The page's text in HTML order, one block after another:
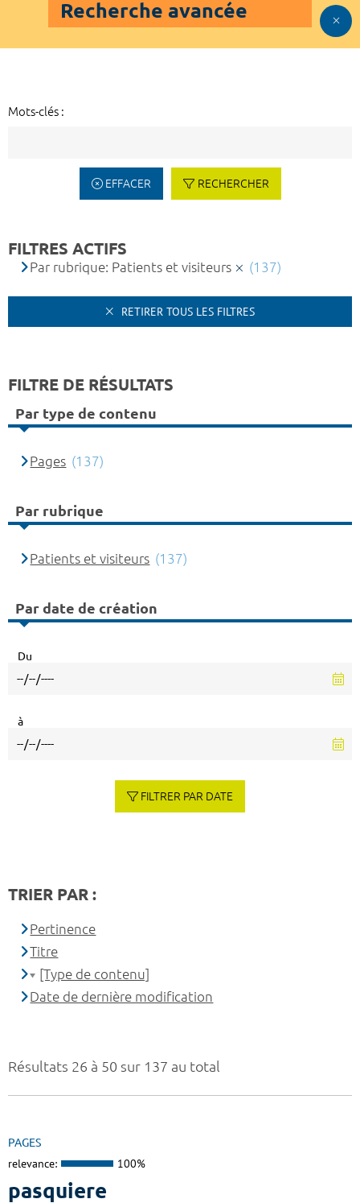
Recherche avancée
Mots-clés :
EFFACER RECHERCHER
Résultats 26 à 50 sur 137 au total
PAGES
relevance: 100%
pasquiere
FILTRES ACTIFS
Par rubrique: Patients et visiteurs (137)
RETIRER TOUS LES FILTRES
FILTRE DE RÉSULTATS
Par type de contenu
Pages (137)
Par rubrique
Patients et visiteurs (137)
Par date de création
Du
à
FILTRER PAR DATE
TRIER PAR :
Pertinence
Titre
[Type de contenu]
Date de dernière modification